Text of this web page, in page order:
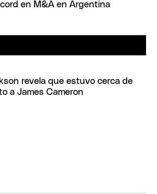
en M&A en Argentina
revela que estuvo cerca de
a James Cameron